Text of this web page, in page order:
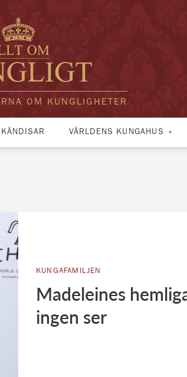
OM KUNGLIGHETER
KÄNDISAR VÄRLDENS KUNGAHUS
KUNGAFAMILJEN
Madeleines
ingen ser